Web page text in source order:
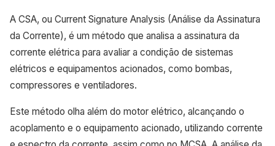
A CSA, ou Current Signature Analysis (Análise da Assinatura
da Corrente), é um método que analisa a assinatura da
corrente elétrica para avaliar a condição de sistemas
elétricos e equipamentos acionados, como bombas,
compressores e ventiladores.
Este método olha além do motor elétrico, alcançando o
acoplamento e o equipamento acionado, utilizando corrente